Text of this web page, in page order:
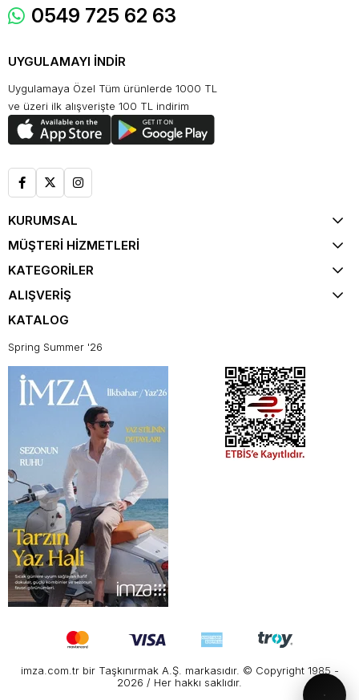
0549 725 62 63
UYGULAMAYI İNDİR
Uygulamaya Özel Tüm ürünlerde 1000 TL
ve üzeri ilk alışverişte 100 TL indirim
KURUMSAL
MÜŞTERİ HİZMETLERİ
KATEGORİLER
ALIŞVERİŞ
KATALOG
Spring Summer '26
imza.com.tr bir Taşkınırmak A.Ş. markasıdır. © Copyright 1985 -
2026 / Her hakkı saklıdır.